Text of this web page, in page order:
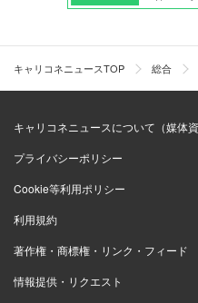
キャリコネニュースTOP 総合
キャリコネニュースについて（媒体
プライバシーポリシー
Cookie等利用ポリシー
利用規約
著作権・商標権・リンク・フィード
情報提供・リクエスト